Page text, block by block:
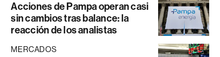
Acciones de Pampa operan casi
sin cambios tras balance: la
reacción de los analistas
MERCADOS